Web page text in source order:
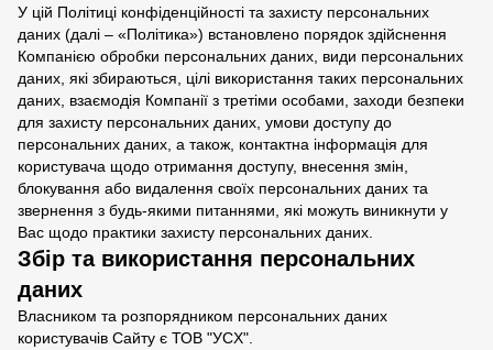
У цій Політиці конфіденційності та захисту персональних
даних (далі – «Політика») встановлено порядок здійснення
Компанією обробки персональних даних, види персональних
даних, які збираються, цілі використання таких персональних
даних, взаємодія Компанії з третіми особами, заходи безпеки
для захисту персональних даних, умови доступу до
персональних даних, а також, контактна інформація для
користувача щодо отримання доступу, внесення змін,
блокування або видалення своїх персональних даних та
звернення з будь-якими питаннями, які можуть виникнути у
Вас щодо практики захисту персональних даних.
Збір та використання персональних
даних
Власником та розпорядником персональних даних
користувачів Сайту є ТОВ "УCХ".